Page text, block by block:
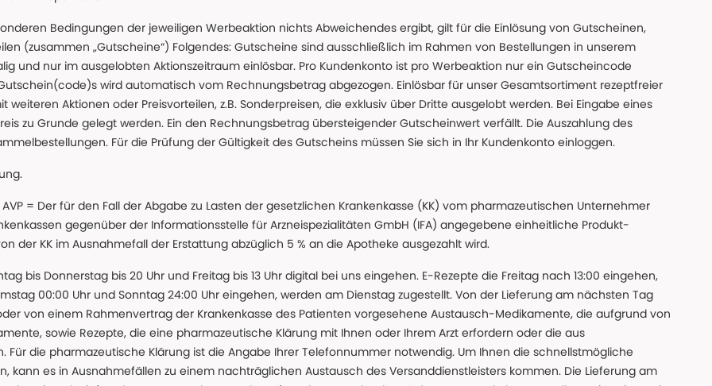
Bedingungen der jeweiligen Werbeaktion nichts Abweichendes ergibt, gilt für die Einlösung von Gutscheinen,
(zusammen „Gutscheine“) Folgendes: Gutscheine sind ausschließlich im Rahmen von Bestellungen in unserem
und nur im ausgelobten Aktionszeitraum einlösbar. Pro Kundenkonto ist pro Werbeaktion nur ein Gutscheincode
wird automatisch vom Rechnungsbetrag abgezogen. Einlösbar für unser Gesamtsortiment rezeptfreier
Aktionen oder Preisvorteilen, z.B. Sonderpreisen, die exklusiv über Dritte ausgelobt werden. Bei Eingabe eines
zu Grunde gelegt werden. Ein den Rechnungsbetrag übersteigender Gutscheinwert verfällt. Die Auszahlung des
Für die Prüfung der Gültigkeit des Gutscheins müssen Sie sich in Ihr Kundenkonto einloggen.
= Der für den Fall der Abgabe zu Lasten der gesetzlichen Krankenkasse (KK) vom pharmazeutischen Unternehmer
gegenüber der Informationsstelle für Arzneispezialitäten GmbH (IFA) angegebene einheitliche Produkt-
der KK im Ausnahmefall der Erstattung abzüglich 5 % an die Apotheke ausgezahlt wird.
bis Donnerstag bis 20 Uhr und Freitag bis 13 Uhr digital bei uns eingehen. E-Rezepte die Freitag nach 13:00 eingehen,
00:00 Uhr und Sonntag 24:00 Uhr eingehen, werden am Dienstag zugestellt. Von der Lieferung am nächsten Tag
von einem Rahmenvertrag der Krankenkasse des Patienten vorgesehene Austausch-Medikamente, die aufgrund von
sowie Rezepte, die eine pharmazeutische Klärung mit Ihnen oder Ihrem Arzt erfordern oder die aus
die pharmazeutische Klärung ist die Angabe Ihrer Telefonnummer notwendig. Um Ihnen die schnellstmögliche
kann es in Ausnahmefällen zu einem nachträglichen Austausch des Versanddienstleisters kommen. Die Lieferung am